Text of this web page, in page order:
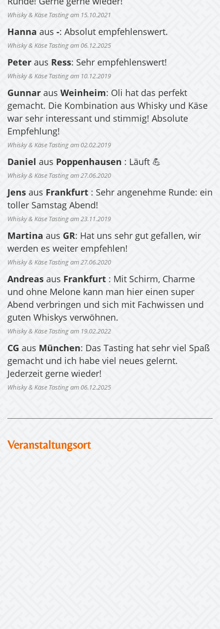
Runde! Gerne gerne wieder!
Whisky & Käse Tasting am 15.10.2021
Hanna aus -: Absolut empfehlenswert.
Whisky & Käse Tasting am 06.12.2025
Peter aus Ress: Sehr empfehlenswert!
Whisky & Käse Tasting am 10.12.2019
Gunnar aus Weinheim: Oli hat das perfekt
gemacht. Die Kombination aus Whisky und Käse
war sehr interessant und stimmig! Absolute
Empfehlung!
Whisky & Käse Tasting am 02.02.2019
Daniel aus Poppenhausen : Läuft 💪
Whisky & Käse Tasting am 27.06.2020
Jens aus Frankfurt : Sehr angenehme Runde: ein
toller Samstag Abend!
Whisky & Käse Tasting am 23.11.2019
Martina aus GR: Hat uns sehr gut gefallen, wir
werden es weiter empfehlen!
Whisky & Käse Tasting am 27.06.2020
Andreas aus Frankfurt : Mit Schirm, Charme
und ohne Melone kann man hier einen super
Abend verbringen und sich mit Fachwissen und
guten Whiskys verwöhnen.
Whisky & Käse Tasting am 19.02.2022
CG aus München: Das Tasting hat sehr viel Spaß
gemacht und ich habe viel neues gelernt.
Jederzeit gerne wieder!
Whisky & Käse Tasting am 06.12.2025
Veranstaltungsort